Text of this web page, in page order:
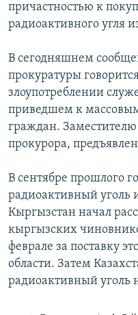
причастностью к
радиоактивного угля
В сегодняшнем
прокуратуры
злоупотреблении
приведшем к
граждан.
прокурора,
В сентябре прошлого
радиоактивный уголь
Кыргызстан начал
кыргызских
феврале за поставку
области. Затем
радиоактивный уголь